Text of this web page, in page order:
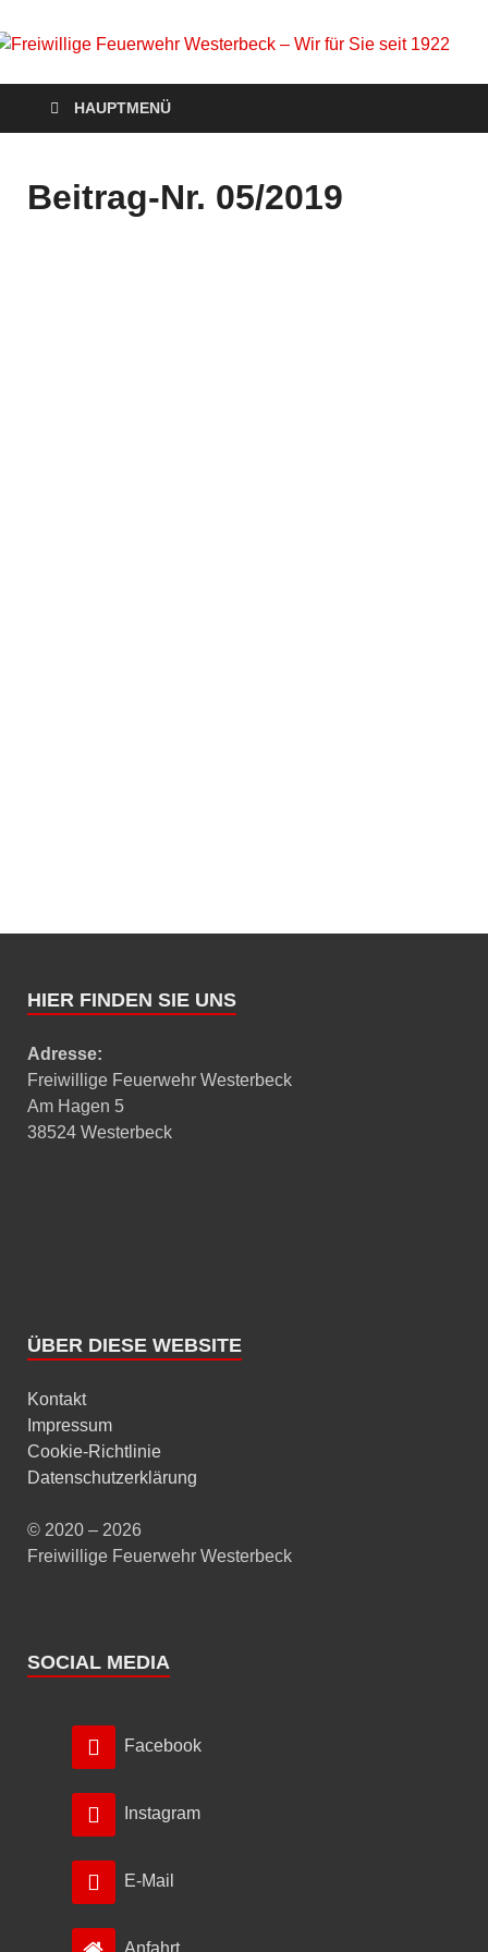
Freiwillige Feuerwehr
Westerbeck – Wir für
Sie seit 1922
Homepage der Freiwilligen Feuerwehr Westerbeck: Aktuelles,
Veranstaltungen, Einsätze, Unsere Wehr, Jugendfeuerwehr,
Mach mit!
HAUPTMENÜ
Beitrag-Nr. 05/2019
HIER FINDEN SIE UNS
Adresse:
Freiwillige Feuerwehr Westerbeck
Am Hagen 5
38524 Westerbeck
ÜBER DIESE WEBSITE
Kontakt
Impressum
Cookie-Richtlinie
Datenschutzerklärung
© 2020 – 2026
Freiwillige Feuerwehr Westerbeck
SOCIAL MEDIA
Facebook
Instagram
E-Mail
Anfahrt